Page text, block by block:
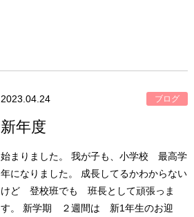
2023.04.24 ブログ
新年度
始まりました。 我が子も、小学校 最高学
年になりました。 成長してるかわからない
けど 登校班でも 班長として頑張っま
す。 新学期 ２週間は 新1年生のお迎